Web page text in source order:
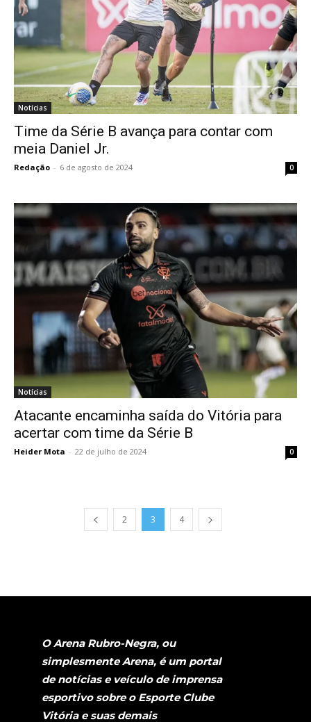
Notícias
Time da Série B avança para contar com
meia Daniel Jr.
Redação - 6 de agosto de 2024 0
Notícias
Atacante encaminha saída do Vitória para
acertar com time da Série B
Heider Mota - 22 de julho de 2024 0
2 3 4
O Arena Rubro-Negra, ou
simplesmente Arena, é um portal
de notícias e veículo de imprensa
esportivo sobre o Esporte Clube
Vitória e suas demais